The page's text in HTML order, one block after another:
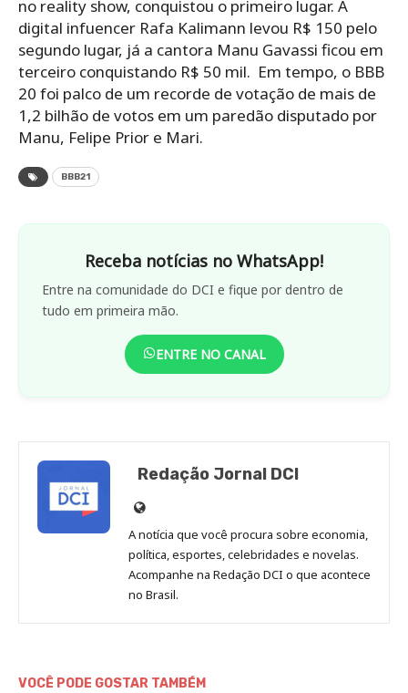
no reality show, conquistou o primeiro lugar. A
digital infuencer Rafa Kalimann levou R$ 150 pelo
segundo lugar, já a cantora Manu Gavassi ficou em
terceiro conquistando R$ 50 mil. Em tempo, o BBB
20 foi palco de um recorde de votação de mais de
1,2 bilhão de votos em um paredão disputado por
Manu, Felipe Prior e Mari.
BBB21
Receba notícias no WhatsApp!
Entre na comunidade do DCI e fique por dentro de
tudo em primeira mão.
ENTRE NO CANAL
Redação Jornal DCI
Site
de
Redação
Jornal
DCI
A notícia que você procura sobre economia,
política, esportes, celebridades e novelas.
Acompanhe na Redação DCI o que acontece
no Brasil.
VOCÊ PODE GOSTAR TAMBÉM